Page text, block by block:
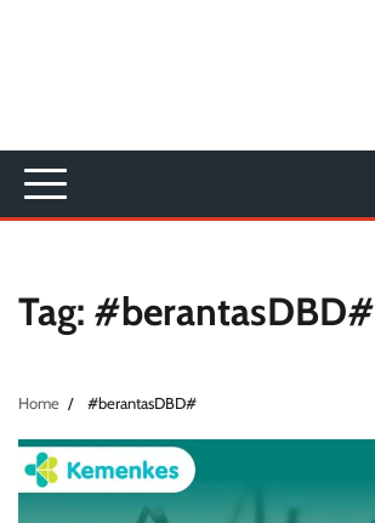
Tag: #berantasDBD#
Home #berantasDBD#